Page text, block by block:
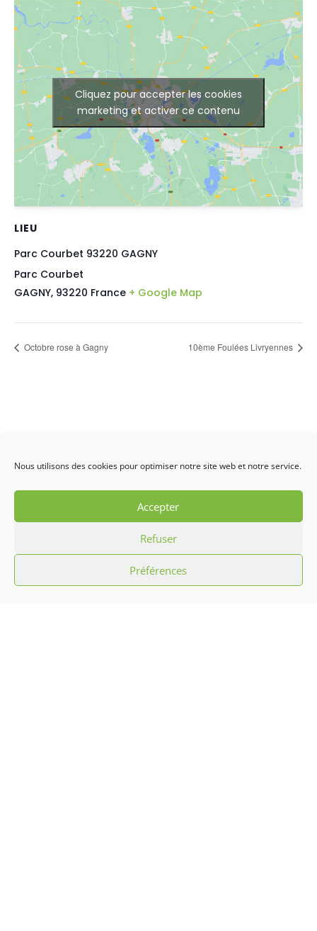
Nous utilisons des cookies pour optimiser notre site web et notre service.
Accepter
Refuser
Préférences
LIEU
Parc Courbet 93220 GAGNY
Parc Courbet
GAGNY, 93220 France + Google Map
Cliquez pour accepter les cookies
marketing et activer ce contenu
Octobre rose à Gagny 10ème Foulées Livryennes
aux chants, musiques, danses
traditionnelles et défilés carnavalesques